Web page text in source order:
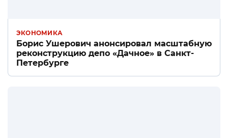
ЭКОНОМИКА
Борис Ушерович анонсировал масштабную
реконструкцию депо «Дачное» в Санкт-
Петербурге